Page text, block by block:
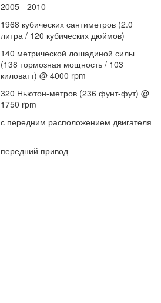
2005 - 2010
1968 кубических сантиметров (2.0
литра / 120 кубических дюймов)
140 метрической лошадиной силы
(138 тормозная мощность / 103
киловатт) @ 4000 rpm
320 Ньютон-метров (236 фунт-фут) @
1750 rpm
с передним расположением двигателя
передний привод